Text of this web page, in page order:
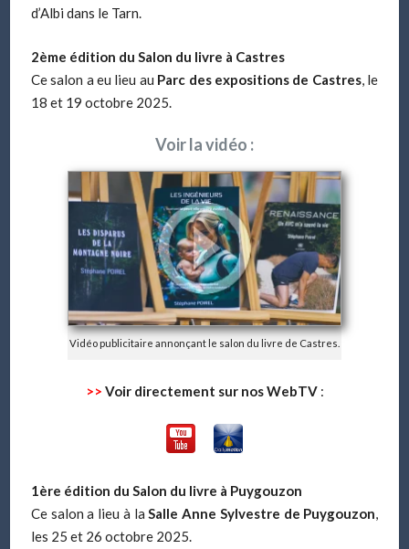
d’Albi dans le Tarn.
2ème édition du Salon du livre à Castres
Ce salon a eu lieu au Parc des expositions de Castres, le
18 et 19 octobre 2025.
Voir la vidéo :
Vidéo publicitaire annonçant le salon du livre de Castres.
>> Voir directement sur nos WebTV:
1ère édition du Salon du livre à Puygouzon
Ce salon a lieu à laSalle Anne Sylvestre de Puygouzon,
les 25 et 26 octobre 2025.